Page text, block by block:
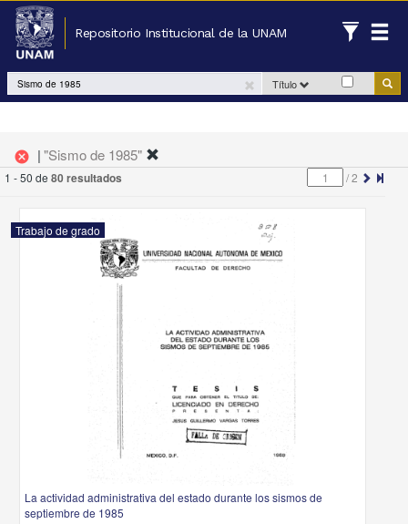
Repositorio Institucional de la UNAM
Título
cancel |"Sismo de 1985"
1 - 50 de 80 resultados /2
Trabajo de grado
La actividad administrativa del estado durante los sismos de
septiembre de 1985